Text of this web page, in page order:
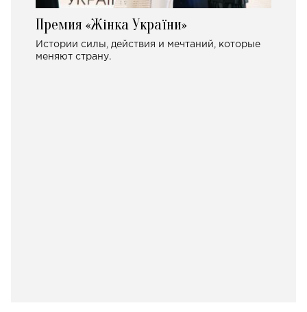
Премия «Жінка України»
Истории силы, действия и мечтаний, которые
меняют страну.